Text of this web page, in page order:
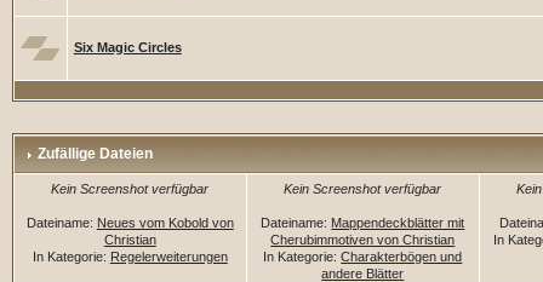
Six Magic Circles
Zufällige Dateien
Kein Screenshot verfügbar
Dateiname: Neues vom Kobold von
Christian
In Kategorie: Regelerweiterungen
Kein Screenshot verfügbar
Dateiname: Mappendeckblätter mit
Cherubimmotiven von Christian
In Kategorie:Charakterbögen und
andere Blätter
In